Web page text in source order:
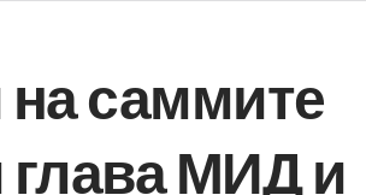
саммите
МИД и